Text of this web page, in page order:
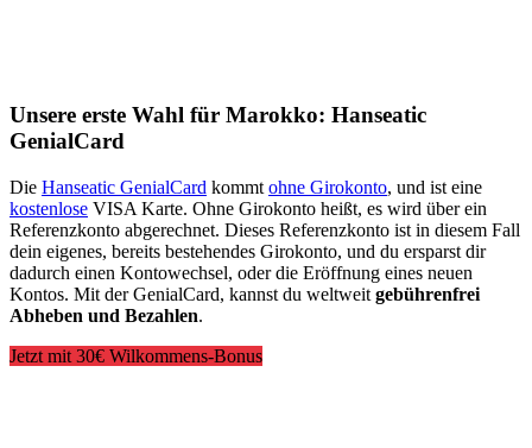
Unsere erste Wahl für Marokko: Hanseatic
GenialCard
Die Hanseatic GenialCard kommt ohne Girokonto, und ist eine
kostenlose VISA Karte. Ohne Girokonto heißt, es wird über ein
Referenzkonto abgerechnet. Dieses Referenzkonto ist in diesem Fall
dein eigenes, bereits bestehendes Girokonto, und du ersparst dir
dadurch einen Kontowechsel, oder die Eröffnung eines neuen
Kontos. Mit der GenialCard, kannst du weltweit gebührenfrei
Abheben und Bezahlen.
Jetzt mit 30€ Wilkommens-Bonus